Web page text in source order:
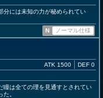
分には未知の力が秘められてい
N
ノーマル仕様
ATK 1500 DEF 0
瞳は全ての理を見通すとされてい
。